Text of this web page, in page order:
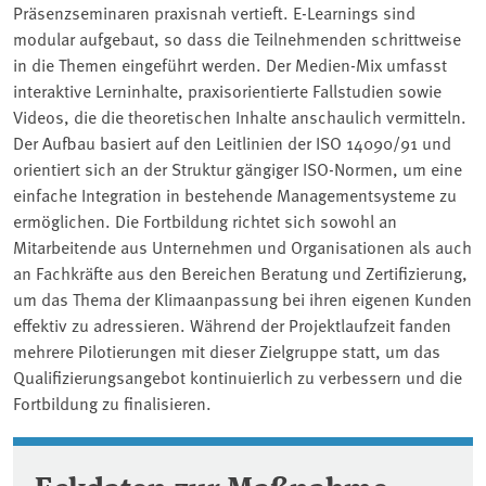
Präsenzseminaren praxisnah vertieft. E-Learnings sind
modular aufgebaut, so dass die Teilnehmenden schrittweise
in die Themen eingeführt werden. Der Medien-Mix umfasst
interaktive Lerninhalte, praxisorientierte Fallstudien sowie
Videos, die die theoretischen Inhalte anschaulich vermitteln.
Der Aufbau basiert auf den Leitlinien der ISO 14090/91 und
orientiert sich an der Struktur gängiger ISO-Normen, um eine
einfache Integration in bestehende Managementsysteme zu
ermöglichen. Die Fortbildung richtet sich sowohl an
Mitarbeitende aus Unternehmen und Organisationen als auch
an Fachkräfte aus den Bereichen Beratung und Zertifizierung,
um das Thema der Klimaanpassung bei ihren eigenen Kunden
effektiv zu adressieren. Während der Projektlaufzeit fanden
mehrere Pilotierungen mit dieser Zielgruppe statt, um das
Qualifizierungsangebot kontinuierlich zu verbessern und die
Fortbildung zu finalisieren.